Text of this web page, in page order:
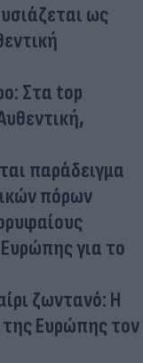
ως
Στα top
παράδειγμα
πόρων
για το
ζωντανό: Η
Ευρώπης τον